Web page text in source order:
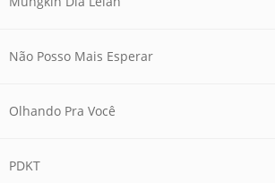
Não Posso Mais Esperar
Olhando Pra Você
PDKT